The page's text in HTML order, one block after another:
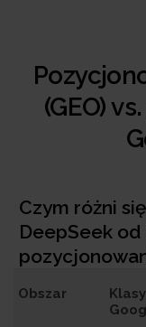
(GEO)
Czym różni
DeepSeek
Obszar